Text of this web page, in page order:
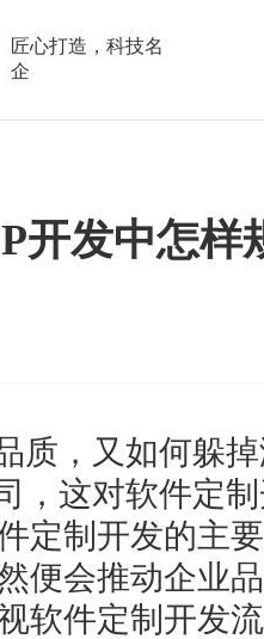
匠心打造，科技名
企
开发中怎样
质，又如何躲
，这对软件定
定制开发的主
便会推动企业
软件定制开发